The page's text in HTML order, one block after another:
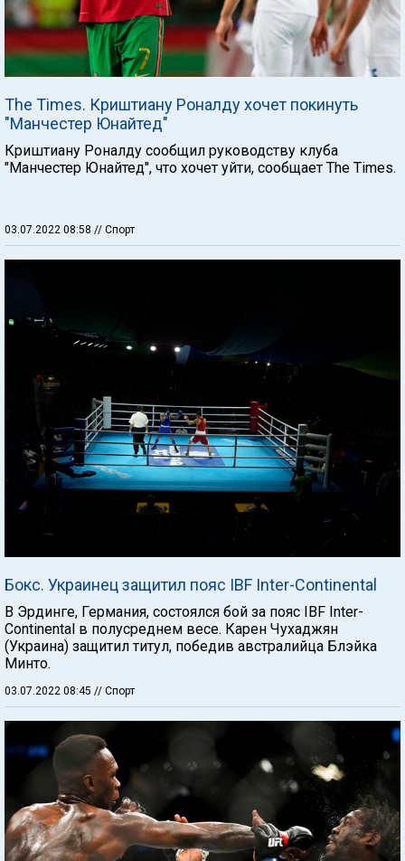
The Times. Криштиану Роналду хочет покинуть
"Манчестер Юнайтед"
Криштиану Роналду сообщил руководству клуба
"Манчестер Юнайтед", что хочет уйти, сообщает The Times.
03.07.2022 08:58 // Спорт
Бокс. Украинец защитил пояс IBF Inter-Continental
В Эрдинге, Германия, состоялся бой за пояс IBF Inter-
Continental в полусреднем весе. Карен Чухаджян
(Украина) защитил титул, победив австралийца Блэйка
Минто.
03.07.2022 08:45 // Спорт